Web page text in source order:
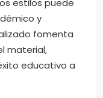
estilos puede
y
fomenta
material,
educativo a